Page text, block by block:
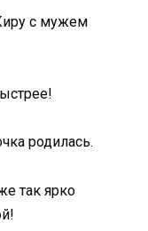
с мужем
родилась.
так ярко